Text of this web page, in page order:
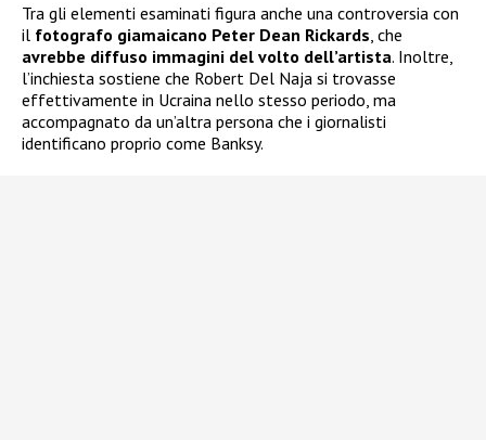
Tra gli elementi esaminati figura anche una controversia con
il fotografo giamaicano Peter Dean Rickards , che
avrebbe diffuso immagini del volto dell’artista. Inoltre,
l’inchiesta sostiene che Robert Del Naja si trovasse
effettivamente in Ucraina nello stesso periodo, ma
accompagnato da un’altra persona che i giornalisti
identificano proprio come Banksy.